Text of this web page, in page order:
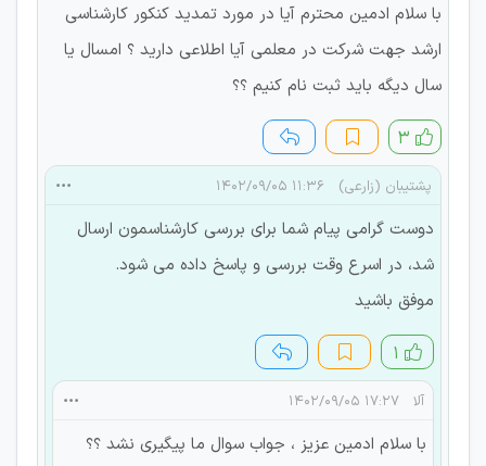
با سلام ادمین محترم آیا در مورد تمدید کنکور کارشناسی
ارشد جهت شرکت در معلمی آیا اطلاعی دارید ؟ امسال یا
سال دیگه باید ثبت نام کنیم ؟؟
۳
پشتیبان (زارعی) ۱۱:۳۶ ۱۴۰۲/۰۹/۰۵
دوست گرامی پیام شما برای بررسی کارشناسمون ارسال
شد، در اسرع وقت بررسی و پاسخ داده می شود.
موفق باشید
۱
آلا ۱۷:۲۷ ۱۴۰۲/۰۹/۰۵
با سلام ادمین عزیز ، جواب سوال ما پیگیری نشد ؟؟